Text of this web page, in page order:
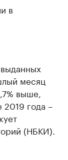
в
месяц
выше,
2019 года –
(НБКИ).